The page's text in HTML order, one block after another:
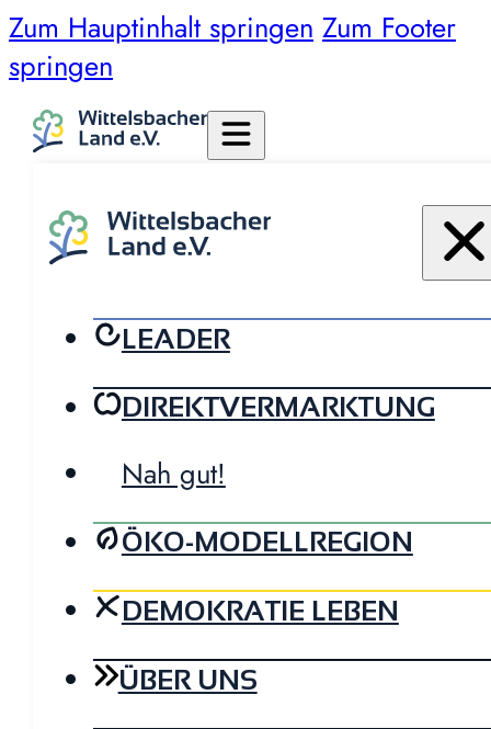
Zum Hauptinhalt springen Zum Footer
springen
LEADER
DIREKTVERMARKTUNG
Nah gut!
ÖKO-MODELLREGION
DEMOKRATIE LEBEN
ÜBER UNS